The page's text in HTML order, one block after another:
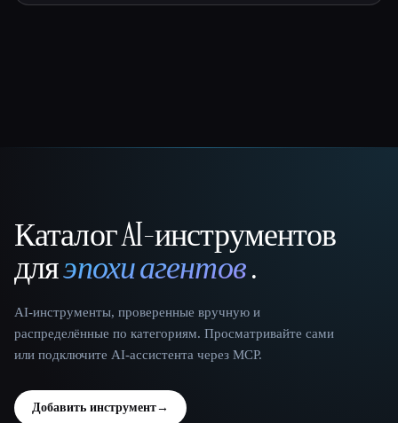
That AI Collection
Каталог AI-инструментов
дляэпохи агентов.
AI-инструменты, проверенные вручную и
распределённые по категориям. Просматривайте сами
или подключите AI-ассистента через MCP.
Добавить инструмент→